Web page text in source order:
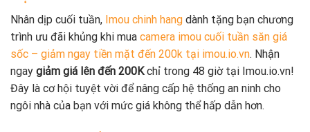
Nhân dịp cuối tuần, Imou chinh hang dành tặng bạn chương
trình ưu đãi khủng khi mua camera imou cuối tuần săn giá
sốc – giảm ngay tiền mặt đến 200k tại imou.io.vn. Nhận
ngay giảm giá lên đến 200Kchỉ trong 48 giờ tại Imou.io.vn!
Đây là cơ hội tuyệt vời để nâng cấp hệ thống an ninh cho
ngôi nhà của bạn với mức giá không thể hấp dẫn hơn.